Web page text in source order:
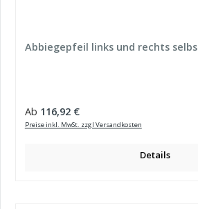
Abbiegepfeil links und rechts
Regulärer Preis:
Ab 116,92 €
Preise inkl. MwSt. zzgl Versandkosten
Details